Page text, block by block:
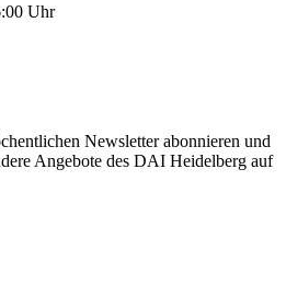
Uhr
Newsletter abonnieren und
Angebote des DAI Heidelberg auf